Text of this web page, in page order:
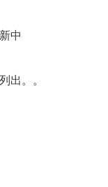
中
出。。